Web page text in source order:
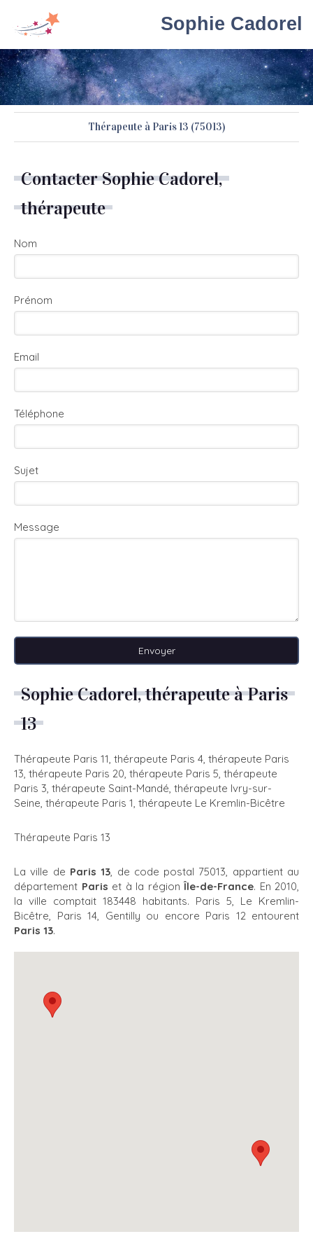
Sophie Cadorel
Thérapeute à Paris 13 (75013)
Contacter Sophie Cadorel,
thérapeute
Nom
Prénom
Email
Téléphone
Sujet
Message
Envoyer
Sophie Cadorel, thérapeute à Paris
13
Thérapeute Paris 11, thérapeute Paris 4, thérapeute Paris
13, thérapeute Paris 20, thérapeute Paris 5, thérapeute
Paris 3, thérapeute Saint-Mandé, thérapeute Ivry-sur-
Seine, thérapeute Paris 1, thérapeute Le Kremlin-Bicêtre
Thérapeute Paris 13
La ville de Paris 13, de code postal 75013, appartient au
département Paris et à la région Île-de-France. En 2010,
la ville comptait 183448 habitants. Paris 5, Le Kremlin-
Bicêtre, Paris 14, Gentilly ou encore Paris 12 entourent
Paris 13.